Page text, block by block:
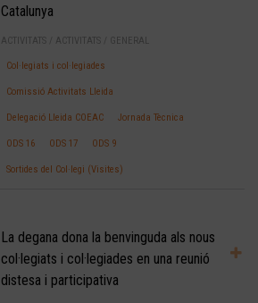
Catalunya
ACTIVITATS ACTIVITATS GENERAL
Col·legiats i col·legiades
Comissió Activitats Lleida
Delegació Lleida COEAC Jornada Tècnica
ODS 16 ODS 17 ODS 9
Sortides del Col·legi (Visites)
La degana dona la benvinguda als nous
col·legiats i col·legiades en una reunió
distesa i participativa